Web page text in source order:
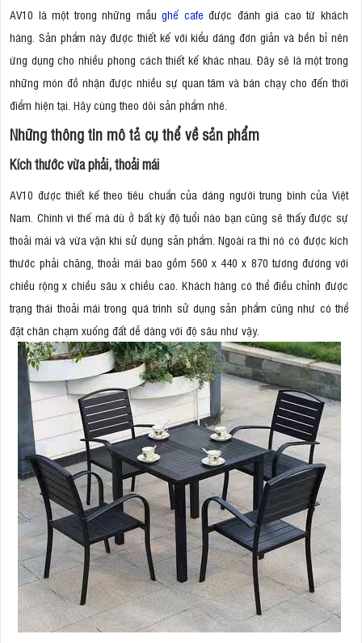
AV10 là một trong những mẫughế cafe được đánh giá cao từ khách
hàng. Sản phẩm này được thiết kế với kiểu dáng đơn giản và bền bỉ nên
ứng dụng cho nhiều phong cách thiết kế khác nhau. Đây sẽ là một trong
những món đồ nhận được nhiều sự quan tâm và bán chạy cho đến thời
điểm hiện tại. Hãy cùng theo dõi sản phẩm nhé.
Những thông tin mô tả cụ thể về sản phẩm
Kích thước vừa phải, thoải mái
AV10 được thiết kế theo tiêu chuẩn của dáng người trung bình của Việt
Nam. Chính vì thế mà dù ở bất kỳ độ tuổi nào bạn cũng sẽ thấy được sự
thoải mái và vừa vặn khi sử dụng sản phẩm. Ngoài ra thì nó có được kích
thước phải chăng, thoải mái bao gồm 560 x 440 x 870 tương đương với
chiều rộng x chiều sâu x chiều cao. Khách hàng có thể điều chỉnh được
trạng thái thoải mái trong quá trình sử dụng sản phẩm cũng như có thể
đặt chân chạm xuống đất dễ dàng với độ sâu như vậy.